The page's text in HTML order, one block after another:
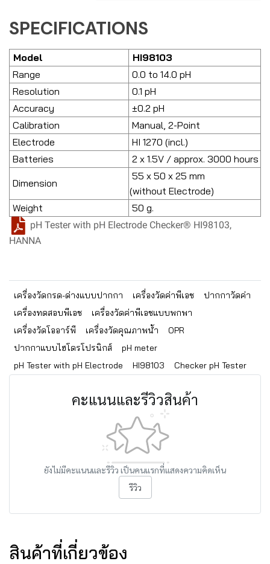
SPECIFICATIONS
Model
HI98103
Range
0.0 to 14.0 pH
Resolution
0.1 pH
Accuracy
±0.2 pH
Calibration
Manual, 2-Point
Electrode
HI 1270 (incl.)
Batteries
2 x 1.5V / approx. 3000 hours
Dimension
55 x 50 x 25 mm
(without Electrode)
Weight
50 g.
pH Tester with pH Electrode Checker® HI98103,
HANNA
เครื่องวัดกรด-ด่างแบบปากกา เครื่องวัดค่าพีเอช
ปากกาวัดค่า
เครื่องทดสอบพีเอช
เครื่องวัดค่าพีเอชแบบพกพา
เครื่องวัดโออาร์พี
เครื่องวัดคุณภาพน้ำ
OPR
ปากกาแบบไฮโดรโปรนิกส์
pH meter
pH Tester with pH Electrode
HI98103 Checker pH Tester
คะแนนและรีวิวสินค้า
ยังไม่มีคะแนนและรีวิว เป็นคนแรกที่แสดงความคิดเห็น
รีวิว
สินค้าที่เกี่ยวข้อง